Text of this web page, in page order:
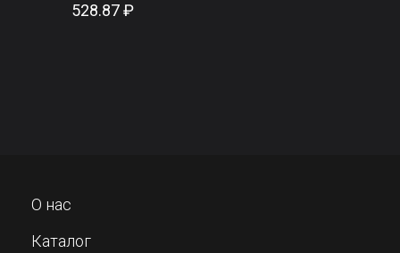
528.87 ₽
О нас
Каталог